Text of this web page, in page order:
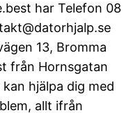
har Telefon 08
13, Bromma
från Hornsgatan
hjälpa dig med
allt ifrån